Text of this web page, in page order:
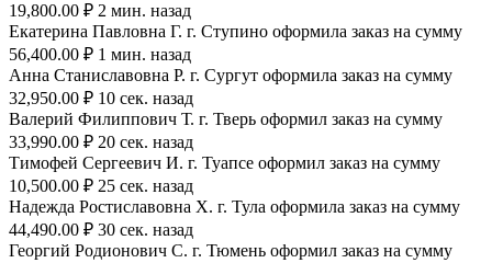
19,800.00 ₽ 2 мин. назад
Екатерина Павловна Г. г. Ступино оформила заказ на сумму
56,400.00 ₽ 1 мин. назад
Анна Станиславовна Р. г. Сургут оформила заказ на сумму
32,950.00 ₽ 10 сек. назад
Валерий Филиппович Т. г. Тверь оформил заказ на сумму
33,990.00 ₽ 20 сек. назад
Тимофей Сергеевич И. г. Туапсе оформил заказ на сумму
10,500.00 ₽ 25 сек. назад
Надежда Ростиславовна Х. г. Тула оформила заказ на сумму
44,490.00 ₽ 30 сек. назад
Георгий Родионович С. г. Тюмень оформил заказ на сумму